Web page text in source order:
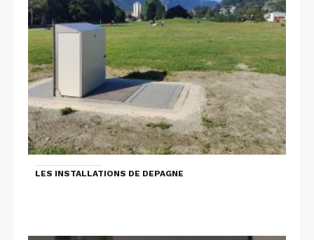
LES INSTALLATIONS DE DEPAGNE